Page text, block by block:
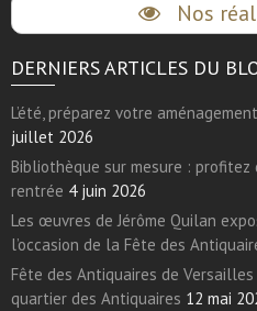
Nos
DERNIERS ARTICLES DU
L’été, préparez votre
juillet 2026
Bibliothèque sur mesure : profitez
rentrée 4 juin 2026
Les œuvres de Jérôme Quilan
l’occasion de la Fête des
Fête des Antiquaires de
quartier des Antiquaires 12 mai